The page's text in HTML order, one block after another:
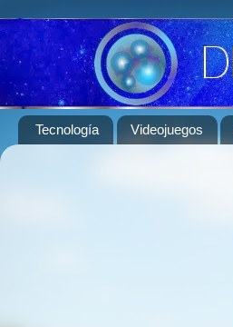
Tecnología Videojuegos